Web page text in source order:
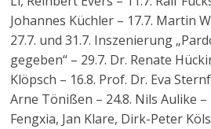
Johannes Küchler – 17.7. Martin
27.7. und 31.7. Inszenierung
gegeben“ – 29.7. Dr. Renate
Klöpsch – 16.8. Prof. Dr. Eva
Arne Tönißen – 24.8. Nils Aulike –
Fengxia, Jan Klare, Dirk-Peter